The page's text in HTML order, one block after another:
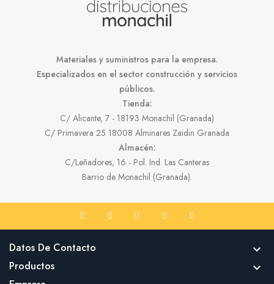
Materiales y suministros para la empresa.
Especializados en el sector construcción y servicios
públicos.
Tienda:
C/ Alicante, 7 - 18193 Monachil (Granada)
C/ Primavera 25 18008 Alminares Zaidin Granada
Almacén:
C/Leñadores, 16 - Pol. Ind. Las Canteras
Barrio de Monachil (Granada).
Datos De Contacto 
Productos 